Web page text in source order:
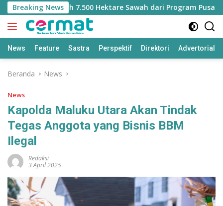
Langsung
ke
konten
Breaking NewsJatah 7.500 Hektare Sawah dari Program Pusat
News Feature Sastra Perspektif Direktori Advertorial
Beranda News
News
Kapolda Maluku Utara Akan Tindak
Tegas Anggota yang Bisnis BBM
Ilegal
Redaksi
3 April 2025